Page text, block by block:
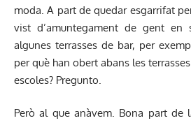
moda. A part de quedar esgarrifat
vist d’amuntegament de gent en
algunes terrasses de bar, per
per què han obert abans les
escoles? Pregunto.
Però al que anàvem. Bona part